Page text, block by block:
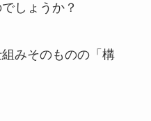
しょうか？
みそのものの「構